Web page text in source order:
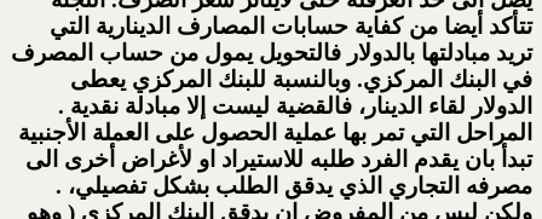
تتأكد أيضا من كفاية حسابات المصارف الدينارية التي
تريد مبادلتها بالدولار فالتحويل يمول من حساب المصرف
في البنك المركزي. وبالنسبة للبنك المركزي يعطى
الدولار لقاء الدينار، فالقضية ليست إلا مبادلة نقدية .
المراحل التي تمر بها عملية الحصول على العملة الأجنبية
تبدأ بان يقدم الفرد طلبه للاستيراد او لأغراض أخرى الى
مصرفه التجاري الذي يدقق الطلب بشكل تفصيلي، .
ولكن ليس من المفروض ان يدقق البنك المركزي ( وهو